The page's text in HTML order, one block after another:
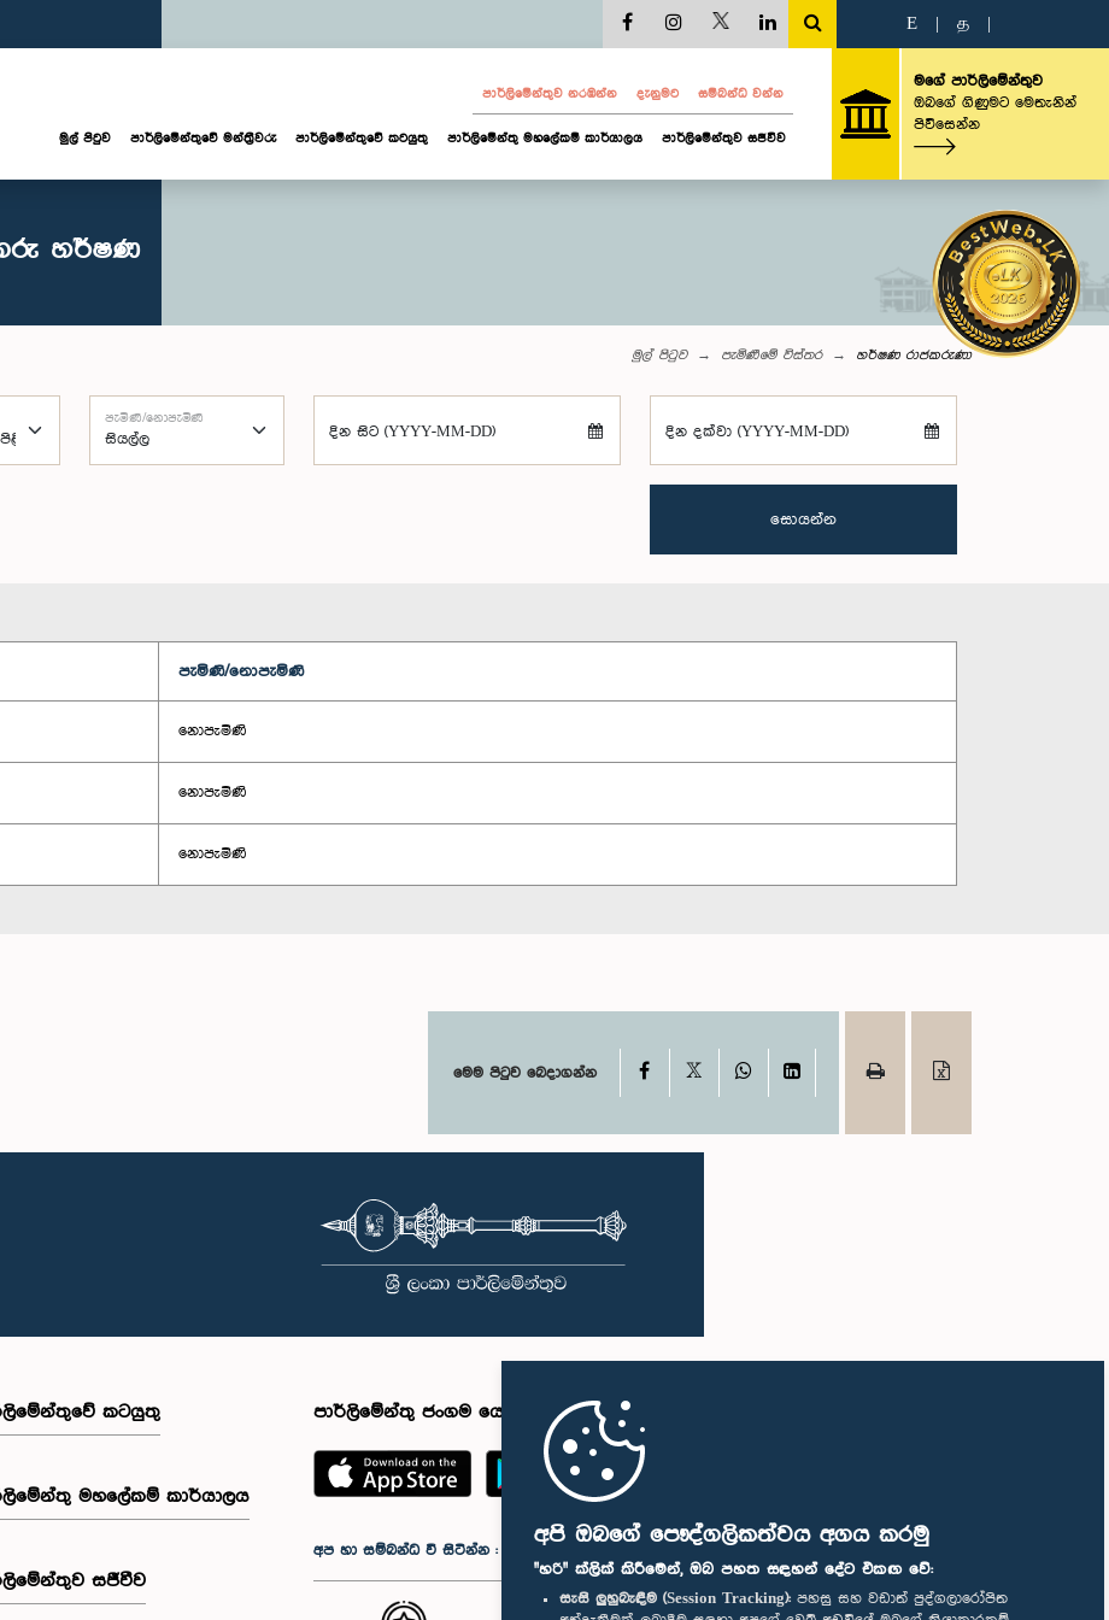
අපි ඔබගේ පෞද්ගලිකත්වය අගය කරමු
"හරි" ක්ලික් කිරීමෙන්, ඔබ පහත සඳහන් දේට එකඟ වේ:
සැසි ලුහුබැඳීම (Session Tracking): පහසු සහ වඩාත් පුද්ගලාරෝපිත
E த
පාර්ලි‌මේන්තුව නරඹන්න දැනුමට සම්බන්ධ වන්න
මුල් පිටුව පාර්ලි‌මේන්තුවේ මන්ත්‍රීවරු පාර්ලිමේන්තුවේ කටයුතු පාර්ලිමේන්තු මහලේකම් කාර්යාලය පාර්ලිමේන්තුව සජීවීව
මගේ පාර්ලිමේන්තුව
ඔබගේ ගිණුමට මෙතැනින්
පිවිසෙන්න
හර්ෂණ
මුල් පිටුව පැමිණීමේ විස්තර හර්ෂණ රාජකරුණා
පැමිණි/නොපැමිණි
දින සිට (YYYY-MM-DD) දින දක්වා (YYYY-MM-DD)
සොයන්න
පැමිණි/නොපැමිණි
නොපැමිණි
නොපැමිණි
නොපැමිණි
මෙම පිටුව බෙදාගන්න Facebook WhatsAppLinkedIn
කටයුතු
මහලේකම් කාර්යාලය
සජීවීව
පාර්ලිමේන්තු ජංගම යෙදුම
අප හා සම්බන්ධ වී සිටින්න :